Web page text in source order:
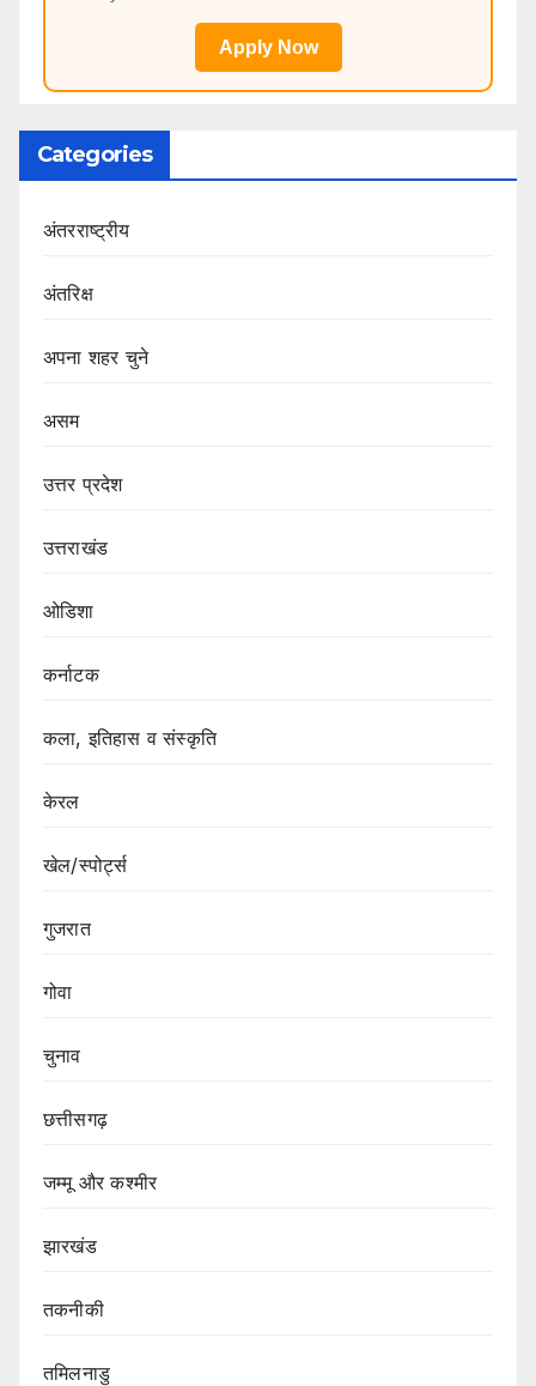
Apply Now
Categories
अंतरराष्ट्रीय
अंतरिक्ष
अपना शहर चुने
असम
उत्तर प्रदेश
उत्तराखंड
ओडिशा
कर्नाटक
कला, इतिहास व संस्कृति
केरल
खेल/स्पोर्ट्स
गुजरात
गोवा
चुनाव
छत्तीसगढ़
जम्मू और कश्मीर
झारखंड
तकनीकी
तमिलनाडु